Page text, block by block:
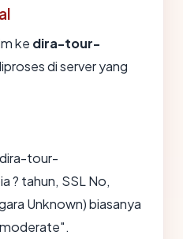
ke dira-tour-
di server yang
tour-
? tahun, SSL No,
Unknown) biasanya